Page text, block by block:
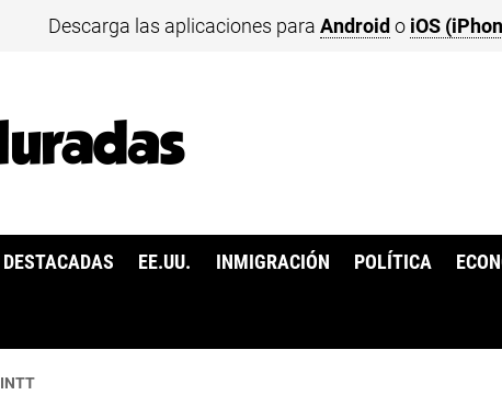
Descarga las aplicaciones para Android o iOS
DESTACADAS EE.UU. INMIGRACIÓN POLÍTICA
INTT